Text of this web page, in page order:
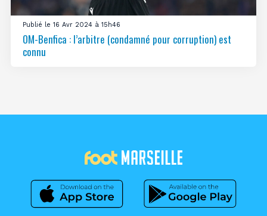
Publié le 16 Avr 2024 à 15h46
OM-Benfica : l’arbitre (condamné pour corruption) est
connu